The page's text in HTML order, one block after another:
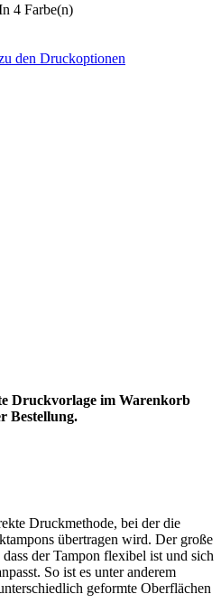
4 Farbe(n)
den Druckoptionen
Druckvorlage im Warenkorb
Bestellung.
Druckmethode, bei der die
übertragen wird. Der große
der Tampon flexibel ist und sich
So ist es unter anderem
geformte Oberflächen